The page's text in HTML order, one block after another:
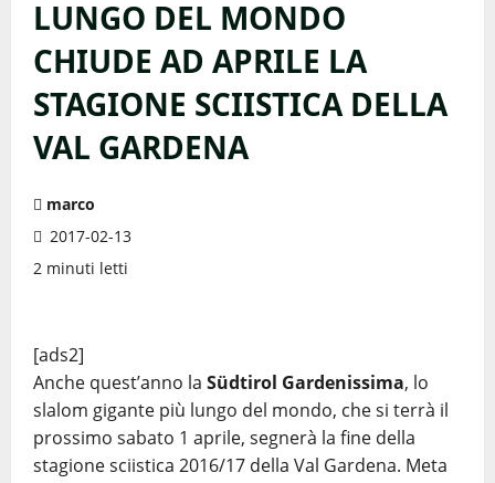
LUNGO DEL MONDO
CHIUDE AD APRILE LA
STAGIONE SCIISTICA DELLA
VAL GARDENA
marco
2017-02-13
2 minuti letti
[ads2]
Anche quest’anno la Südtirol Gardenissima, lo
slalom gigante più lungo del mondo, che si terrà il
prossimo sabato 1 aprile, segnerà la fine della
stagione sciistica 2016/17 della Val Gardena. Meta